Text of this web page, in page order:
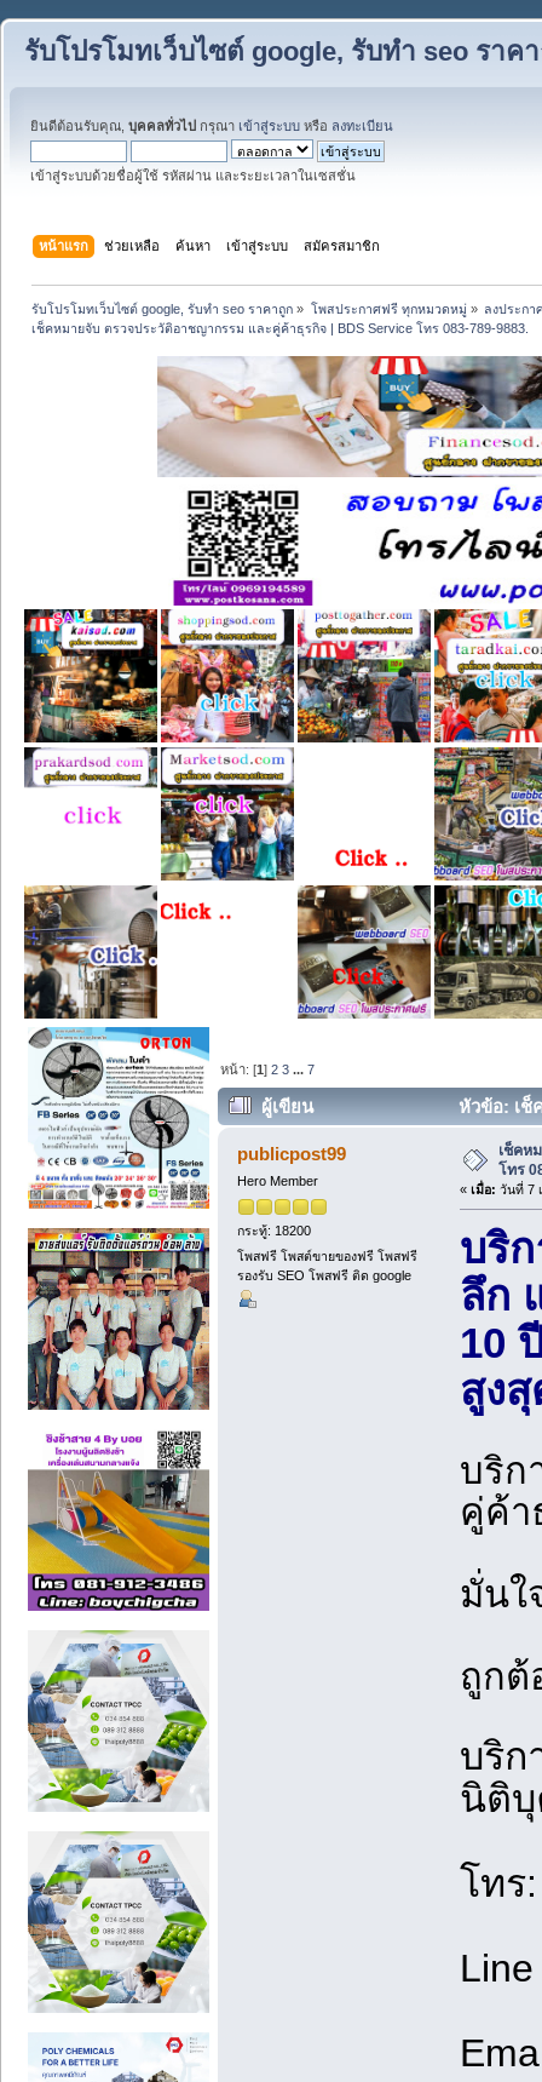
รับโปรโมทเว็บไซต์ google, รับทำ seo ราค
ยินดีต้อนรับคุณ, บุคคลทั่วไป กรุณา เข้าสู่ระบบ หรือ ลงทะเบียน
เข้าสู่ระบบด้วยชื่อผู้ใช้ รหัสผ่าน และระยะเวลาในเซสชั่น
หน้าแรก ช่วยเหลือ ค้นหา เข้าสู่ระบบ สมัครสมาชิก
รับโปรโมทเว็บไซต์ google, รับทำ seo ราคาถูก » โพสประกาศฟรี ทุกหมวดหมู่» ลงประกา
เช็คหมายจับ ตรวจประวัติอาชญากรรม และคู่ค้าธุรกิจ | BDS Service โทร 083-789-9883.
หน้า: [1]2 3 ...7
ผู้เขียน หัวข้อ: เช็
publicpost99
Hero Member
กระทู้: 18200
โพสฟรี โพสต์ขายของฟรี โพสฟรี
รองรับ SEO โพสฟรี ติด google
เช็คห
โทร
« เมื่อ: วันที่ 7
บริ
ลึก
10
สูง
บริก
คู่ค้า
มั่นใ
ถูกต้
บริก
นิติ
โท